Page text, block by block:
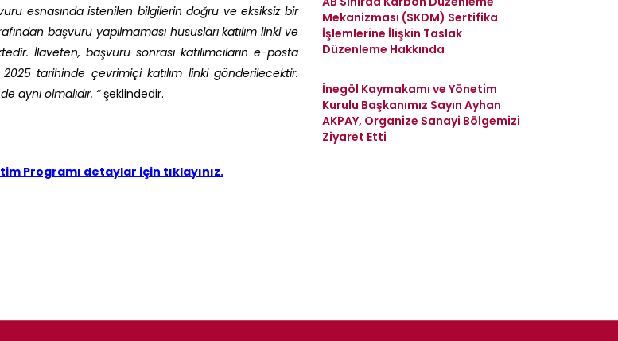
esnasında istenilen bilgilerin doğru ve eksiksiz bir
başvuru yapılmaması hususları katılım linki ve
İlaveten, başvuru sonrası katılımcıların e-posta
tarihinde çevrimiçi katılım linki gönderilecektir.
aynı olmalıdır. “şeklindedir.
Programı detaylar için tıklayınız.
Mekanizması (SKDM) Sertifika
İşlemlerine İlişkin Taslak
Düzenleme Hakkında
İnegöl Kaymakamı ve Yönetim
Kurulu Başkanımız Sayın Ayhan
AKPAY, Organize Sanayi Bölgemizi
Ziyaret Etti